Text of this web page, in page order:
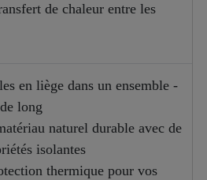
de chaleur entre les
en liège dans un ensemble -
long
naturel durable avec de
isolantes
thermique pour vos